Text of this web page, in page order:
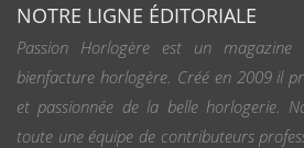
NOTRE LIGNE ÉDITORIALE
Passion Horlogère est un magazine
bienfacture horlogère. Créé en 2009 il
et passionnée de la belle horlogerie.
toute une équipe de contributeurs